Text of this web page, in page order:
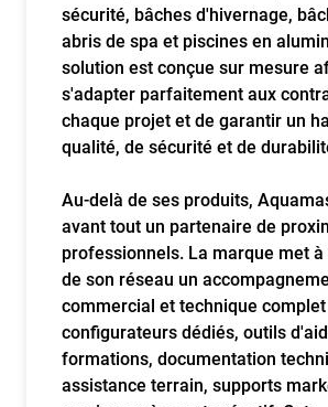
sécurité, bâches d'hivernage,
abris de spa et piscines en
solution est conçue sur mesure
s'adapter parfaitement aux
chaque projet et de garantir un
qualité, de sécurité et de
Au-delà de ses produits,
avant tout un partenaire de
professionnels. La marque met
de son réseau un
commercial et technique complet
configurateurs dédiés, outils
formations, documentation
assistance terrain, supports